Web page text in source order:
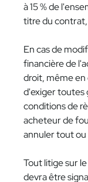
à 15 % de
titre du
En cas de
financière de
droit, même
d'exiger toutes
conditions de
acheteur de
annuler tout
Tout litige sur
devra être